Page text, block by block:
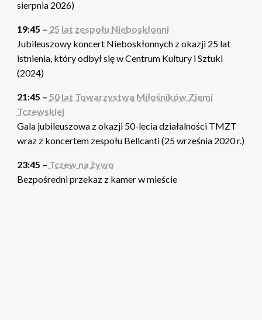
sierpnia 2026)
19:45 – 25 lat zespołu Nieboskłonni
Jubileuszowy koncert Nieboskłonnych z okazji 25 lat
istnienia, który odbył się w Centrum Kultury i Sztuki
(2024)
21:45 – 50 lat Towarzystwa Miłośników Ziemi
Tczewskiej
Gala jubileuszowa z okazji 50-lecia działalności TMZT
wraz z koncertem zespołu Bellcanti (25 września 2020 r.)
23:45 – Tczew na żywo
Bezpośredni przekaz z kamer w mieście